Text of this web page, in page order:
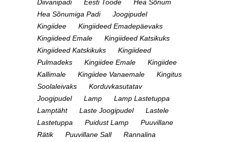
Diivanipadi
Eesti Toode
Hea Sõnum
Hea Sõnumiga Padi
Joogipudel
Kingiidee
Kingiideed Emadepäevaks
Kingiideed Emale
Kingiideed Katsikuks
Kingiideed Katskikuks
Kingiideed
Pulmadeks
Kingiidee Emale
Kingiidee
Kallimale
Kingiidee Vanaemale
Kingitus
Soolaleivaks
Korduvkasutatav
Joogipudel
Lamp
Lamp Lastetuppa
Lamptäht
Laste Joogipudel
Lastele
Lastetuppa
Puidust Lamp
Puuvillane
Rätik
Puuvillane Sall
Rannalina